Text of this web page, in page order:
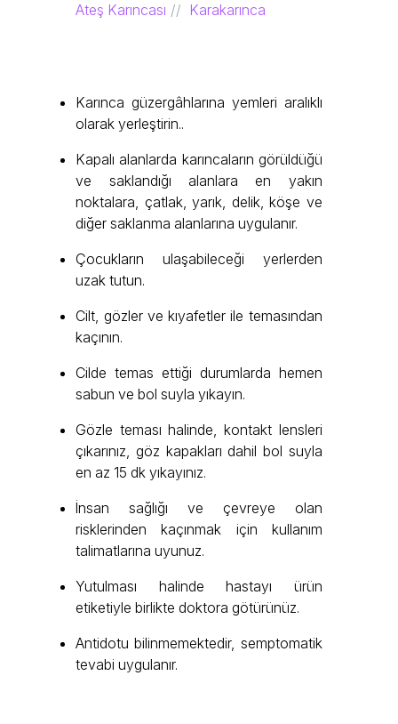
Ateş Karıncası
Karakarınca
Karınca güzergâhlarına yemleri aralıklı
olarak yerleştirin..
Kapalı alanlarda karıncaların görüldüğü
ve saklandığı alanlara en yakın
noktalara, çatlak, yarık, delik, köşe ve
diğer saklanma alanlarına uygulanır.
Çocukların ulaşabileceği yerlerden
uzak tutun.
Cilt, gözler ve kıyafetler ile temasından
kaçının.
Cilde temas ettiği durumlarda hemen
sabun ve bol suyla yıkayın.
Gözle teması halinde, kontakt lensleri
çıkarınız, göz kapakları dahil bol suyla
en az 15 dk yıkayınız.
İnsan sağlığı ve çevreye olan
risklerinden kaçınmak için kullanım
talimatlarına uyunuz.
Yutulması halinde hastayı ürün
etiketiyle birlikte doktora götürünüz.
Antidotu bilinmemektedir, semptomatik
tevabi uygulanır.